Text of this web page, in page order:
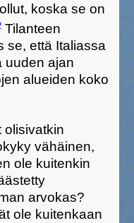
koska se on
Tilanteen
se, että Italiassa
uuden ajan
alueiden koko
olisivatkin
vähäinen,
ole kuitenkin
arvokas?
ole kuitenkaan